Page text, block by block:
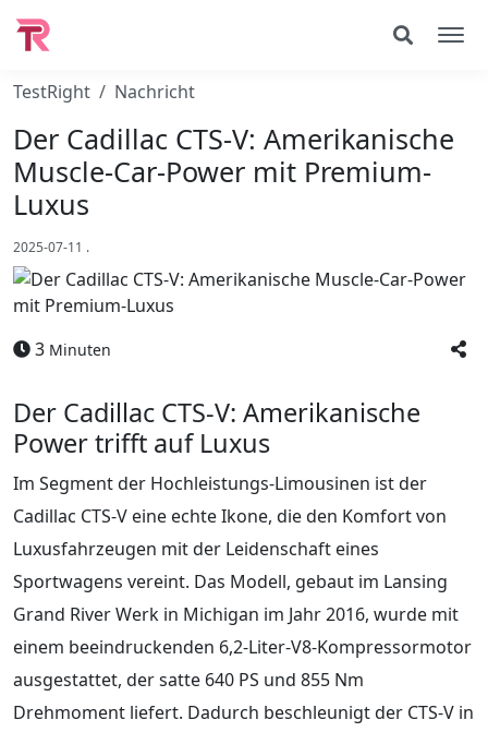
TestRight Nachricht
Der Cadillac CTS-V: Amerikanische
Muscle-Car-Power mit Premium-
Luxus
2025-07-11 .
3 Minuten
Der Cadillac CTS-V: Amerikanische
Power trifft auf Luxus
Im Segment der Hochleistungs-Limousinen ist der
Cadillac CTS-V eine echte Ikone, die den Komfort von
Luxusfahrzeugen mit der Leidenschaft eines
Sportwagens vereint. Das Modell, gebaut im Lansing
Grand River Werk in Michigan im Jahr 2016, wurde mit
einem beeindruckenden 6,2-Liter-V8-Kompressormotor
ausgestattet, der satte 640 PS und 855 Nm
Drehmoment liefert. Dadurch beschleunigt der CTS-V in